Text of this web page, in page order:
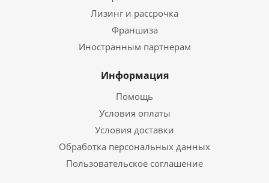
Лизинг и рассрочка
Франшиза
Иностранным партнерам
Информация
Помощь
Условия оплаты
Условия доставки
Обработка персональных данных
Пользовательское соглашение